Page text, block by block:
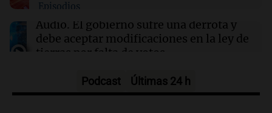
Clima en Tucumán: cómo seguirá el tiempo
este jueves 6 de agosto
Episodios
Audio. El gobierno sufre una derrota y
debe aceptar modificaciones en la ley de
tierras por falta de votos
Audio.Santa Cruz restituye salarios
Podcast Últimas 24 h